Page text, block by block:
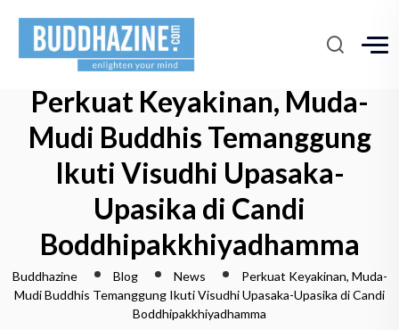
Perkuat Keyakinan, Muda-
Mudi Buddhis Temanggung
Ikuti Visudhi Upasaka-
Upasika di Candi
Boddhipakkhiyadhamma
Buddhazine Blog News
Perkuat Keyakinan, Muda-
Mudi Buddhis Temanggung Ikuti Visudhi Upasaka-Upasika di Candi
Boddhipakkhiyadhamma